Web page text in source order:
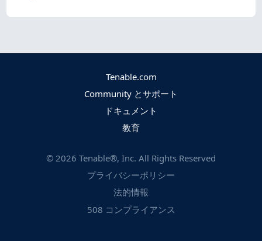
Tenable.com
Community とサポート
ドキュメント
教育
© 2026 Tenable®, Inc. All Rights Reserved
プライバシーポリシー
法的情報
508 コンプライアンス